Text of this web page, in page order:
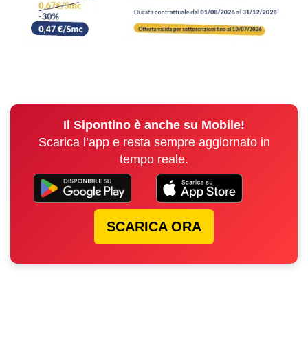
Il Sipontino è anche su Mobile!
Scarica l’app e resta sempre aggiornato in
tempo reale.
SCARICA ORA